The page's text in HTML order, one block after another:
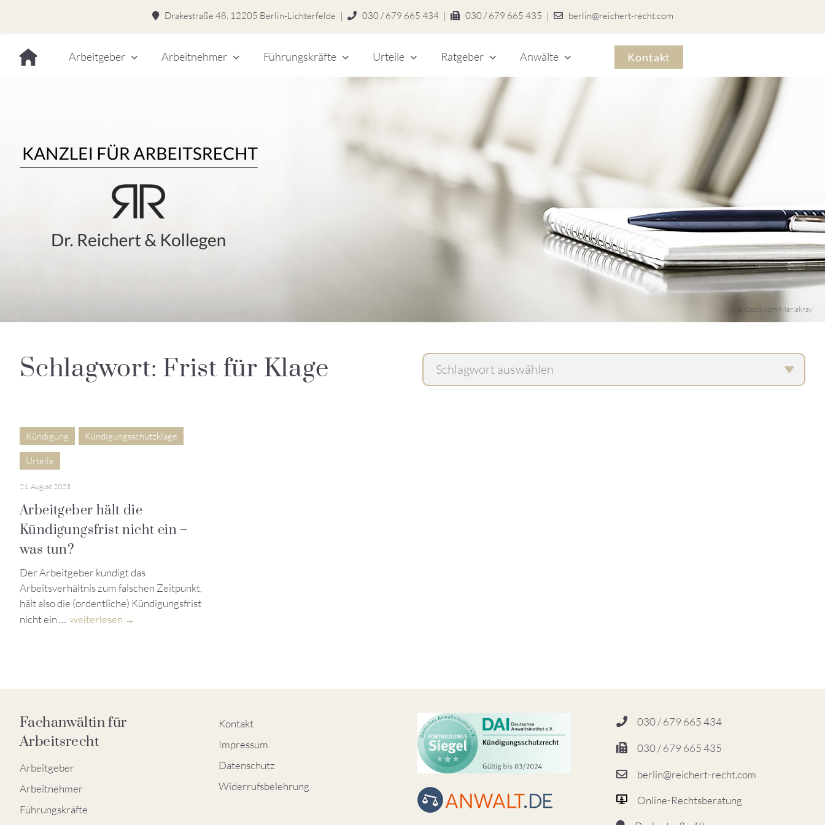
Drakestraße 48, 12205 Berlin-Lichterfelde | 030 / 679 665 434 | 030 / 679 665 435 | berlin@reichert-recht.com
Arbeitgeber Arbeitnehmer Führungskräfte Urteile Ratgeber Anwälte Kontakt
Dr.
Reichert
© iStock.com/Mariakray
Schlagwort: Frist für Klage
Kündigung Kündigungsschutzklage
Urteile
21. August 2023
Arbeitgeber hält die
Kündigungsfrist nicht ein –
was tun?
Der Arbeitgeber kündigt das
Arbeitsverhältnis zum falschen Zeitpunkt,
hält also die (ordentliche) Kündigungsfrist
nicht ein … weiterlesen
Fachanwältin für
Arbeitsrecht
Arbeitgeber
Arbeitnehmer
Führungskräfte
Kontakt
Impressum
Datenschutz
Widerrufsbelehrung
030 / 679 665 434
030 / 679 665 435
berlin@reichert-recht.com
Online-Rechtsberatung